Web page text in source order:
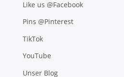
Like us @Facebook
Pins @Pinterest
TikTok
YouTube
Unser Blog